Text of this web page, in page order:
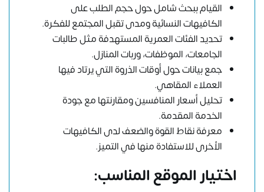
القيام ببحث شامل حول حجم الطلب على
الكافيهات النسائية ومدى تقبل المجتمع للفكرة.
تحديد الفئات العمرية المستهدفة مثل طالبات
الجامعات، الموظفات، وربات المنازل.
جمع بيانات حول أوقات الذروة التي يرتاد فيها
العملاء المقاهي.
تحليل أسعار المنافسين ومقارنتها مع جودة
الخدمة المقدمة.
معرفة نقاط القوة والضعف لدى الكافيهات
الأخرى للاستفادة منها في التميز.
اختيار الموقع المناسب: